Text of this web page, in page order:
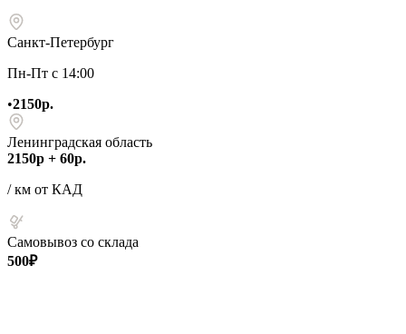
Санкт-Петербург
Пн-Пт с 14:00
•2150р.
Ленинградская область
2150р + 60р.
/ км от КАД
Самовывоз со склада
500₽